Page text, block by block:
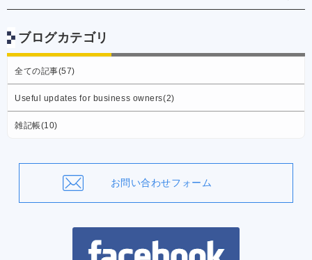
ブログカテゴリ
全ての記事(57)
Useful updates for business owners(2)
雑記帳(10)
お問い合わせフォーム